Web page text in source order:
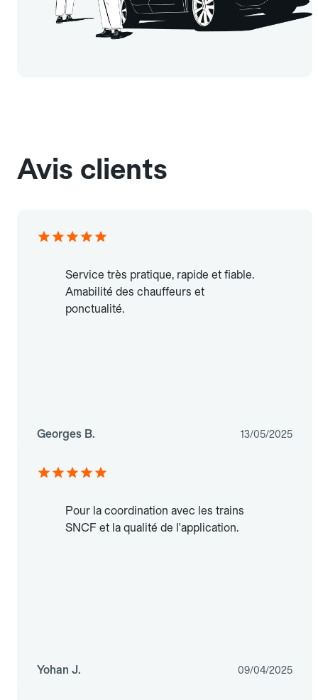
Avis clients
Service très pratique, rapide et fiable.
Amabilité des chauffeurs et
ponctualité.
Georges B. 13/05/2025
Pour la coordination avec les trains
SNCF et la qualité de l'application.
Yohan J. 09/04/2025